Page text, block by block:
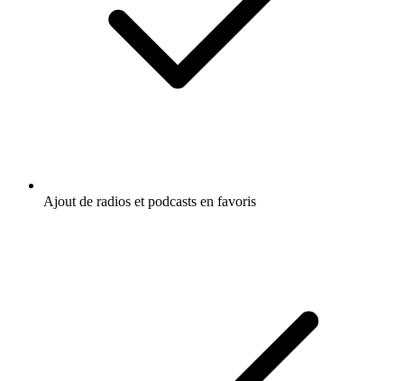
Ajout de radios et podcasts en favoris